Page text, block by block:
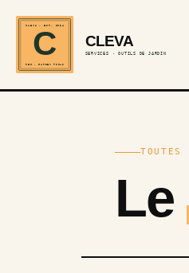
C
CLEVA · EST. 2024
REF · GARDEN TOOLS
CLEVA
SERVICES · OUTILS DE JARDIN
TOUTES
Le